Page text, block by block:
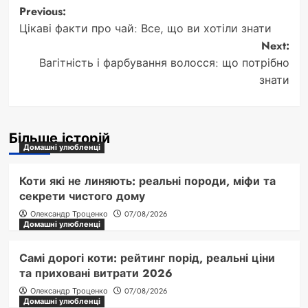
Post
navigation
Previous:
Цікаві факти про чай: Все, що ви хотіли знати
Next:
Вагітність і фарбування волосся: що потрібно
знати
Більше історій
Домашні улюбленці
Коти які не линяють: реальні породи, міфи та
секрети чистого дому
Олександр Троценко
07/08/2026
Домашні улюбленці
Самі дорогі коти: рейтинг порід, реальні ціни
та приховані витрати 2026
Олександр Троценко
07/08/2026
Домашні улюбленці